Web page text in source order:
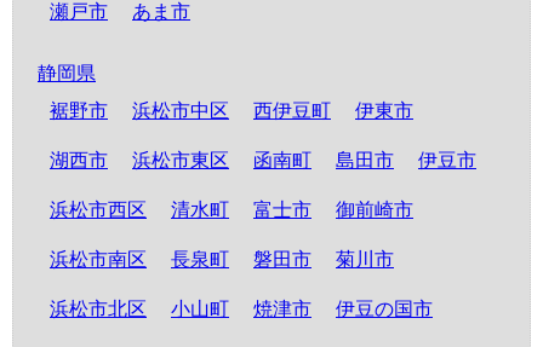
瀬戸市 あま市
静岡県
裾野市
浜松市中区 西伊豆町 伊東市
湖西市 浜松市東区 函南町 島田市 伊豆市
浜松市西区 清水町 富士市 御前崎市
浜松市南区 長泉町 磐田市 菊川市
浜松市北区 小山町 焼津市 伊豆の国市